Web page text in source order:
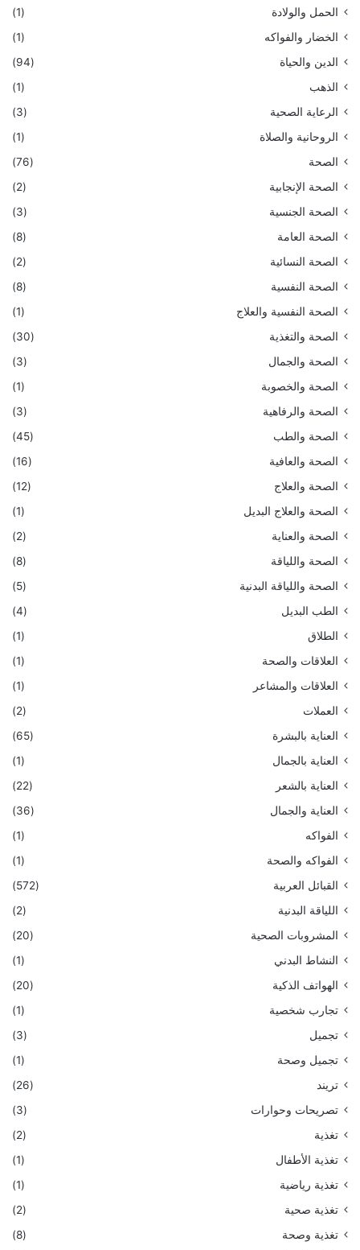
الحمل والولادة
(1)
الخضار والفواكه
(1)
الدين والحياة
(94)
الذهب
(1)
الرعاية الصحية
(3)
الروحانية والصلاة
(1)
الصحة
(76)
الصحة الإنجابية
(2)
الصحة الجنسية
(3)
الصحة العامة
(8)
الصحة النسائية
(2)
الصحة النفسية
(8)
الصحة النفسية والعلاج
(1)
الصحة والتغذية
(30)
الصحة والجمال
(3)
الصحة والخصوبة
(1)
الصحة والرفاهية
(3)
الصحة والطب
(45)
الصحة والعافية
(16)
الصحة والعلاج
(12)
الصحة والعلاج البديل
(1)
الصحة والعناية
(2)
الصحة واللياقة
(8)
الصحة واللياقة البدنية
(5)
الطب البديل
(4)
الطلاق
(1)
العلاقات والصحة
(1)
العلاقات والمشاعر
(1)
العملات
(2)
العناية بالبشرة
(65)
العناية بالجمال
(1)
العناية بالشعر
(22)
العناية والجمال
(36)
الفواكه
(1)
الفواكه والصحة
(1)
القبائل العربية
(572)
اللياقة البدنية
(2)
المشروبات الصحية
(20)
النشاط البدني
(1)
الهواتف الذكية
(20)
تجارب شخصية
(1)
تجميل
(3)
تجميل وصحة
(1)
تريند
(26)
تصريحات وحوارات
(3)
تغذية
(2)
تغذية الأطفال
(1)
تغذية رياضية
(1)
تغذية صحية
(2)
تغذية وصحة
(8)